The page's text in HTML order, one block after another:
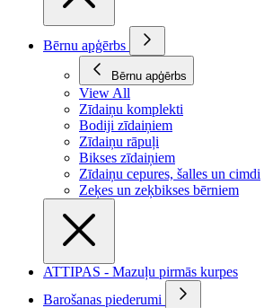
Bērnu apģērbs
Bērnu apģērbs
View All
Zīdaiņu komplekti
Bodiji zīdaiņiem
Zīdaiņu rāpuļi
Bikses zīdaiņiem
Zīdaiņu cepures, šalles un cimdi
Zeķes un zeķbikses bērniem
ATTIPAS - Mazuļu pirmās kurpes
Barošanas piederumi